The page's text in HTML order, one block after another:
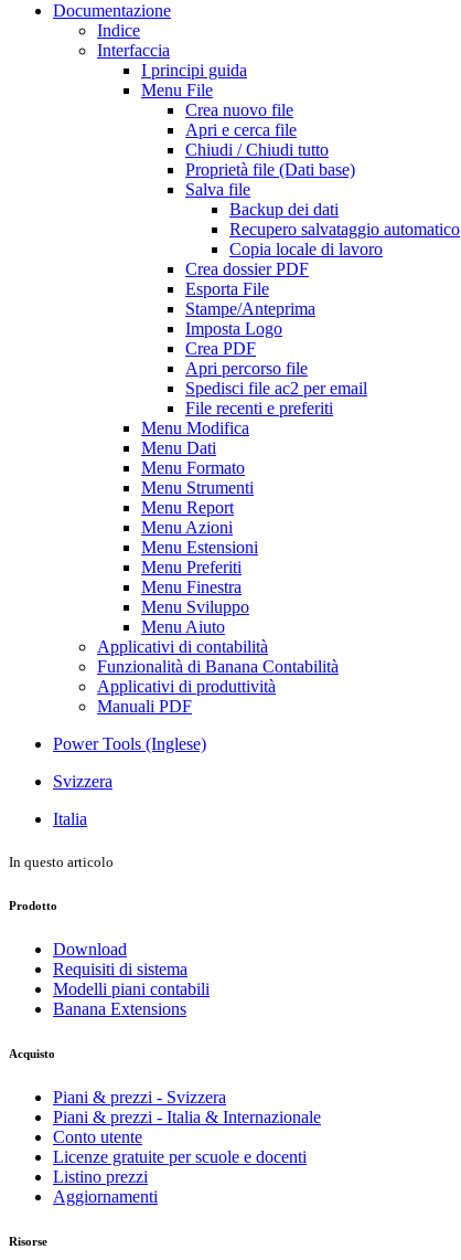
Documentazione
Indice
Interfaccia
I principi guida
Menu File
Crea nuovo file
Apri e cerca file
Chiudi / Chiudi tutto
Proprietà file (Dati base)
Salva file
Backup dei dati
Recupero salvataggio automatico
Copia locale di lavoro
Crea dossier PDF
Esporta File
Stampe/Anteprima
Imposta Logo
Crea PDF
Apri percorso file
Spedisci file ac2 per email
File recenti e preferiti
Menu Modifica
Menu Dati
Menu Formato
Menu Strumenti
Menu Report
Menu Azioni
Menu Estensioni
Menu Preferiti
Menu Finestra
Menu Sviluppo
Menu Aiuto
Applicativi di contabilità
Funzionalità di Banana Contabilità
Applicativi di produttività
Manuali PDF
Power Tools (Inglese)
Svizzera
Italia
In questo articolo
Prodotto
Download
Requisiti di sistema
Modelli piani contabili
Banana Extensions
Acquisto
Piani & prezzi - Svizzera
Piani & prezzi - Italia & Internazionale
Conto utente
Licenze gratuite per scuole e docenti
Listino prezzi
Aggiornamenti
Risorse